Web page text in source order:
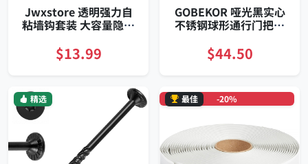
Jwxstore 透明强力自
粘墙钩套装 大容量隐形
用
$13.99
GOBEKOR 哑光黑实心
不锈钢球形通行门把手
$44.50
精选 -20%
最佳